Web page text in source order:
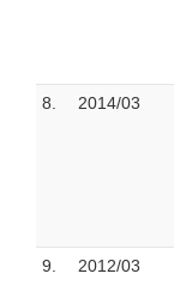
8. 2014/03
9. 2012/03